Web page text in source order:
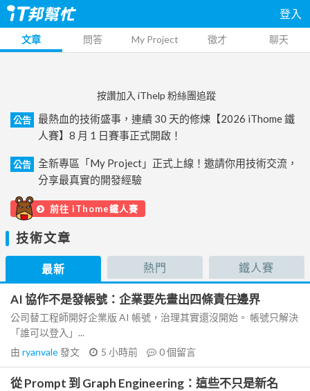
登入
文章 問答 My Project 徵才 聊天
按讚加入 iThelp 粉絲團追蹤
公告
最熱血的技術盛事，連續 30 天的修煉【2026 iThome 鐵
人賽】8 月 1 日賽事正式開啟！
公告
全新專區「My Project」正式上線！邀請你用技術交流，
分享最真實的開發經驗
前往 iThome鐵人賽
技術文章
最新 熱門 鐵人賽
AI 協作不是發帳號：企業要先畫出四條責任邊界
公司替工程師開好企業版 AI 帳號，治理其實還沒開始。 帳號只解決
「誰可以登入」...
由 ryanvale發文 5 小時前 0個留言
從 Prompt 到 Graph Engineering：這些不只是新名